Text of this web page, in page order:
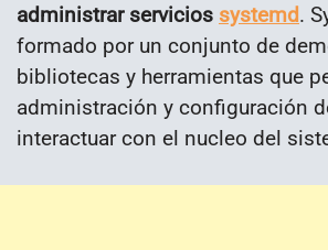
administrar servicios systemd.
formado por un conjunto de
bibliotecas y herramientas que
administración y configuración
interactuar con el nucleo del